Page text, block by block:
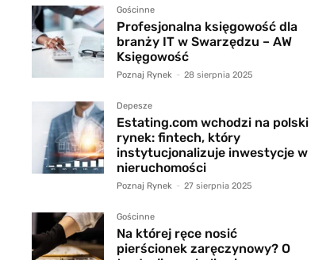
Gościnne
Profesjonalna księgowość dla
branży IT w Swarzędzu – AW
Księgowość
Poznaj Rynek - 28 sierpnia 2025
Depesze
Estating.com wchodzi na polski
rynek: fintech, który
instytucjonalizuje inwestycje w
nieruchomości
Poznaj Rynek - 27 sierpnia 2025
Gościnne
Na której ręce nosić
pierścionek zaręczynowy? O